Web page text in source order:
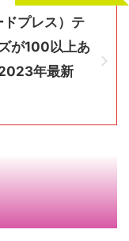
プレス）テ
が100以上あ
年最新